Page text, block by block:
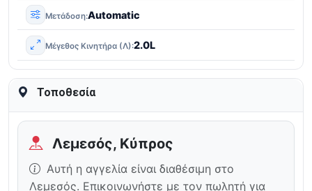
Μετάδοση Automatic
Μέγεθος Κινητήρα (Λ) 2.0L
Τοποθεσία
Λεμεσός, Κύπρος
Αυτή η αγγελία είναι διαθέσιμη στο
Λεμεσός. Επικοινωνήστε με τον πωλητή για